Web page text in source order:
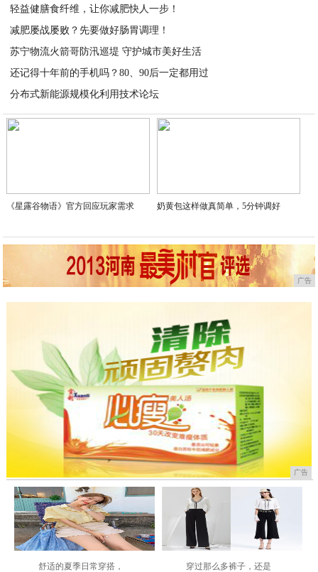
轻益健膳食纤维，让你减肥快人一步！
减肥屡战屡败？先要做好肠胃调理！
苏宁物流火箭哥防汛巡堤 守护城市美好生活
还记得十年前的手机吗？80、90后一定都用过
分布式新能源规模化利用技术论坛
2020-08-05
《星露谷物语》官方回应玩家需求 奶黄包这样做真简单，5分钟调好
广告
广告
舒适的夏季日常穿搭， 穿过那么多裤子，还是